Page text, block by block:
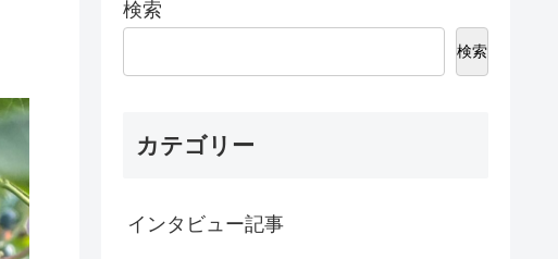
検索
検索
カテゴリー
インタビュー記事